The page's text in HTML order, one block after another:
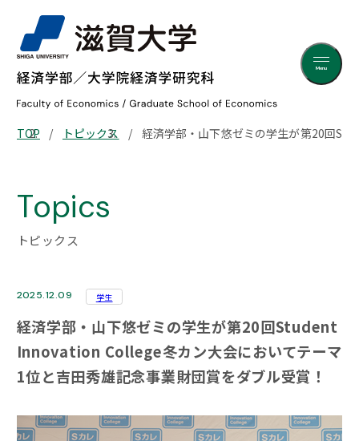
Menu
TOP トピックス 経済学部・山下悠ゼミの学生が第20回
Topics
トピックス
2025.12.09 学生
経済学部・山下悠ゼミの学生が第20回Student
Innovation College冬カン大会においてテーマ
1位と吉田秀雄記念事業財団賞をダブル受賞！